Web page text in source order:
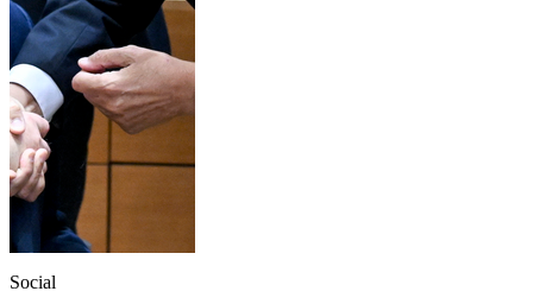
Social